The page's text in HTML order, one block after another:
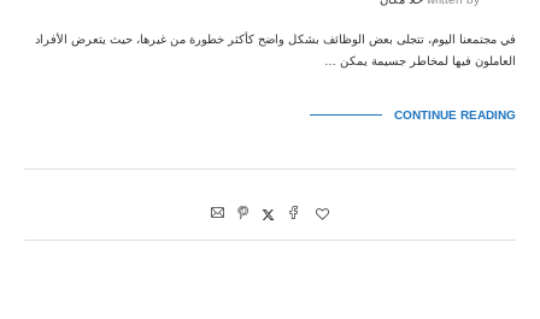
في مجتمعنا اليوم، تتجلى بعض الوظائف بشكل واضح كأكثر خطورة من غيرها، حيث يتعرض الأفراد
العاملون فيها لمخاطر جسيمة يمكن …
CONTINUE READING